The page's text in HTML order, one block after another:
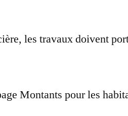
pour
les travaux doivent
Montants pour les